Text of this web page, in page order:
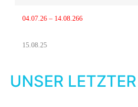
04.07.26 – 14.08.266
15.08.25
UNSER